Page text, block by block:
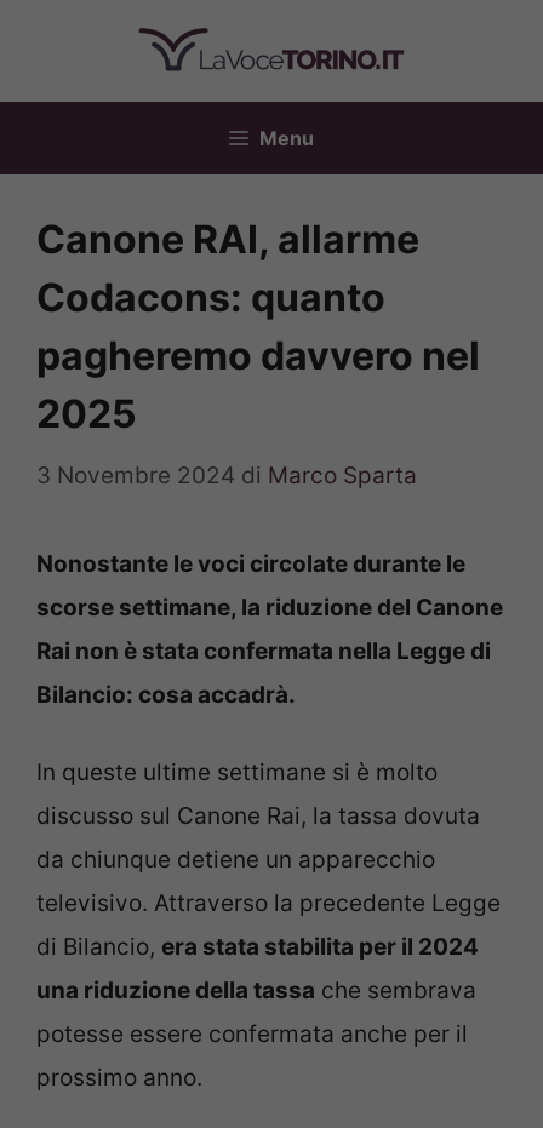
contenuto
Menu
Canone RAI, allarme
Codacons: quanto
pagheremo davvero nel
2025
3 Novembre 2024 di Marco Sparta
Nonostante le voci circolate durante le
scorse settimane, la riduzione del Canone
Rai non è stata confermata nella Legge di
Bilancio: cosa accadrà.
In queste ultime settimane si è molto
discusso sul Canone Rai, la tassa dovuta
da chiunque detiene un apparecchio
televisivo. Attraverso la precedente Legge
di Bilancio, era stata stabilita per il 2024
una riduzione della tassa che sembrava
potesse essere confermata anche per il
prossimo anno.